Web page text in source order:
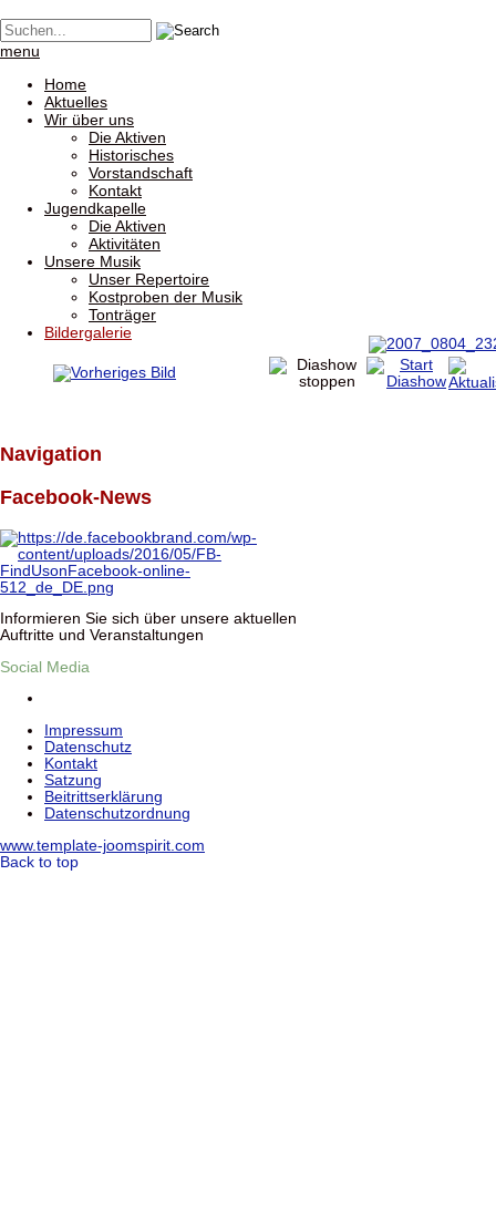
menu
Home
Aktuelles
Wir über uns
Die Aktiven
Historisches
Vorstandschaft
Kontakt
Jugendkapelle
Die Aktiven
Aktivitäten
Unsere Musik
Unser Repertoire
Kostproben der Musik
Tonträger
Bildergalerie
Navigation
Facebook-News
Informieren Sie sich über unsere aktuellen
Auftritte und Veranstaltungen
Social Media
Impressum
Datenschutz
Kontakt
Satzung
Beitrittserklärung
Datenschutzordnung
www.template-joomspirit.com
Back to top